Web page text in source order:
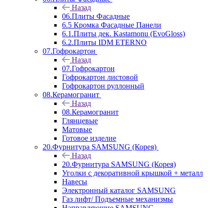
Назад
06.Плиты Фасадные
6.5 Кромка Фасадные Панели
6.1.Плиты дек. Kastamonu (EvoGloss)
6.2.Плиты IDM ETERNO
07.Гофрокартон
Назад
07.Гофрокартон
Гофрокартон листовой
Гофрокартон руллонный
08.Керамогранит
Назад
08.Керамогранит
Глянцевые
Матовые
Готовое изделие
20.Фурнитура SAMSUNG (Корея)
Назад
20.Фурнитура SAMSUNG (Корея)
Уголки с декоративной крышкой + металл
Навесы
Электронный каталог SAMSUNG
Газ лифт/ Подъемные механизмы